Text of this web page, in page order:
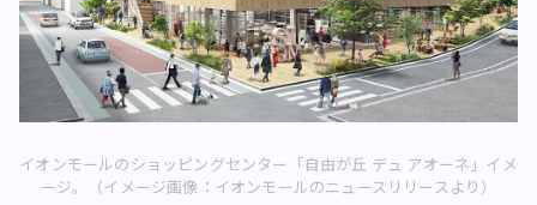
イオンモールのショッピングセンター「自由が丘 デュ アオーネ」イメ
ージ。（イメージ画像：イオンモールのニュースリリースより）